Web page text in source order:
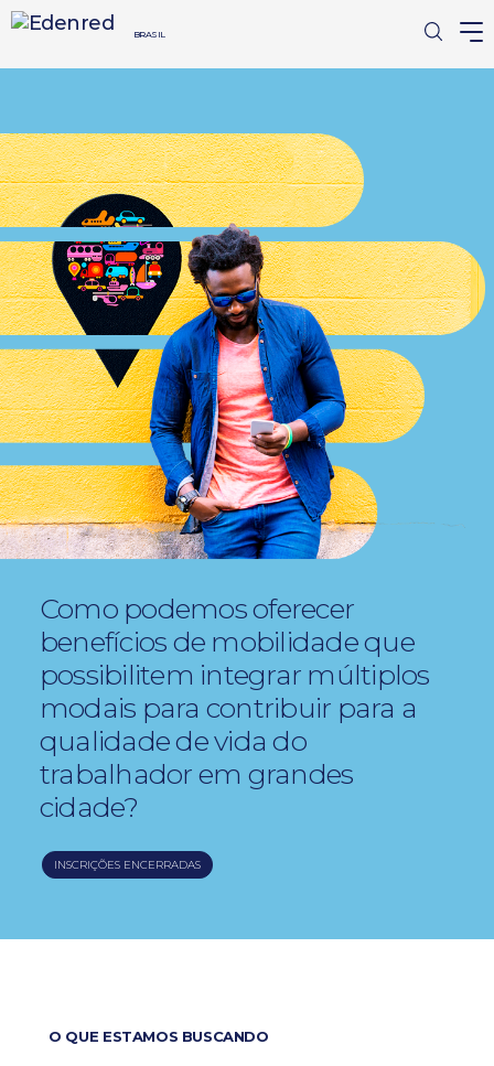
BRASIL
Como podemos oferecer
benefícios de mobilidade que
possibilitem integrar múltiplos
modais para contribuir para a
qualidade de vida do
trabalhador em grandes
cidade?
INSCRIÇÕES ENCERRADAS
O QUE ESTAMOS BUSCANDO